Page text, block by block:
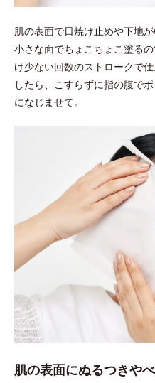
肌の表面で日焼け止めや下地
小さな面でちょこちょこ塗る
け少ない回数のストロークで
したら、こすらずに指の腹で
になじませて。
肌の表面にぬるつきや